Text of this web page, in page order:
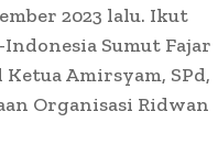
2023 lalu. Ikut
Sumut Fajar
Amirsyam, SPd,
Organisasi Ridwan